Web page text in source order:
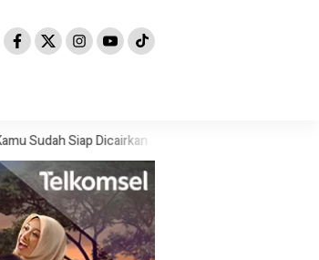
Emas Batangan 74 Kg dan Tanda Tanya Besar: Siapa